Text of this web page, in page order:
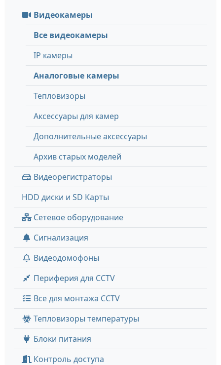
Видеокамеры
Все видеокамеры
IP камеры
Аналоговые камеры
Тепловизоры
Аксессуары для камер
Дополнительные аксессуары
Архив старых моделей
Видеорегистраторы
HDD диски и SD Карты
Сетевое оборудование
Сигнализация
Видеодомофоны
Периферия для CCTV
Все для монтажа CCTV
Тепловизоры температуры
Блоки питания
Контроль доступа